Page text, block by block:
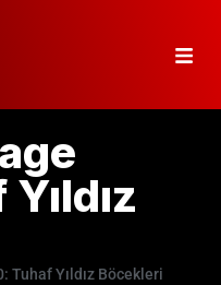
Tuhaf Yıldız Böcekleri